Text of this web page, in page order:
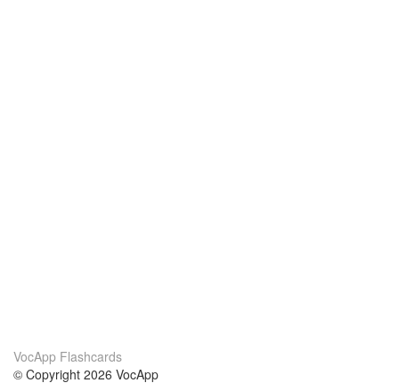
VocApp Flashcards
© Copyright 2026 VocApp